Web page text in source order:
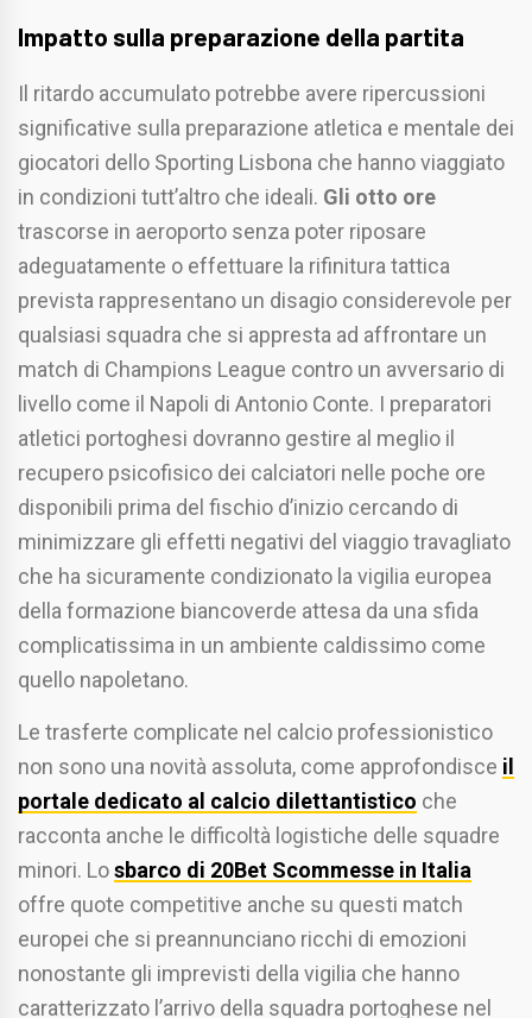
Impatto sulla preparazione della partita
Il ritardo accumulato potrebbe avere ripercussioni
significative sulla preparazione atletica e mentale dei
giocatori dello Sporting Lisbona che hanno viaggiato
in condizioni tutt’altro che ideali. Gli otto ore
trascorse in aeroporto senza poter riposare
adeguatamente o effettuare la rifinitura tattica
prevista rappresentano un disagio considerevole per
qualsiasi squadra che si appresta ad affrontare un
match di Champions League contro un avversario di
livello come il Napoli di Antonio Conte. I preparatori
atletici portoghesi dovranno gestire al meglio il
recupero psicofisico dei calciatori nelle poche ore
disponibili prima del fischio d’inizio cercando di
minimizzare gli effetti negativi del viaggio travagliato
che ha sicuramente condizionato la vigilia europea
della formazione biancoverde attesa da una sfida
complicatissima in un ambiente caldissimo come
quello napoletano.
Le trasferte complicate nel calcio professionistico
non sono una novità assoluta, come approfondisce il
portale dedicato al calcio dilettantistico che
racconta anche le difficoltà logistiche delle squadre
minori. Losbarco di 20Bet Scommesse in Italia
offre quote competitive anche su questi match
europei che si preannunciano ricchi di emozioni
nonostante gli imprevisti della vigilia che hanno
caratterizzato l’arrivo della squadra portoghese nel